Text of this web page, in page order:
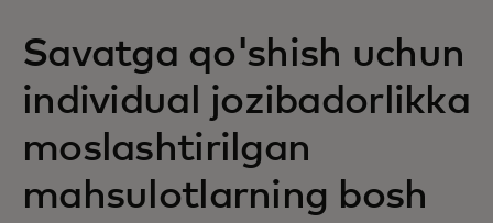
Savatga qo'shish uchun
individual jozibadorlikka
moslashtirilgan
mahsulotlarning bosh